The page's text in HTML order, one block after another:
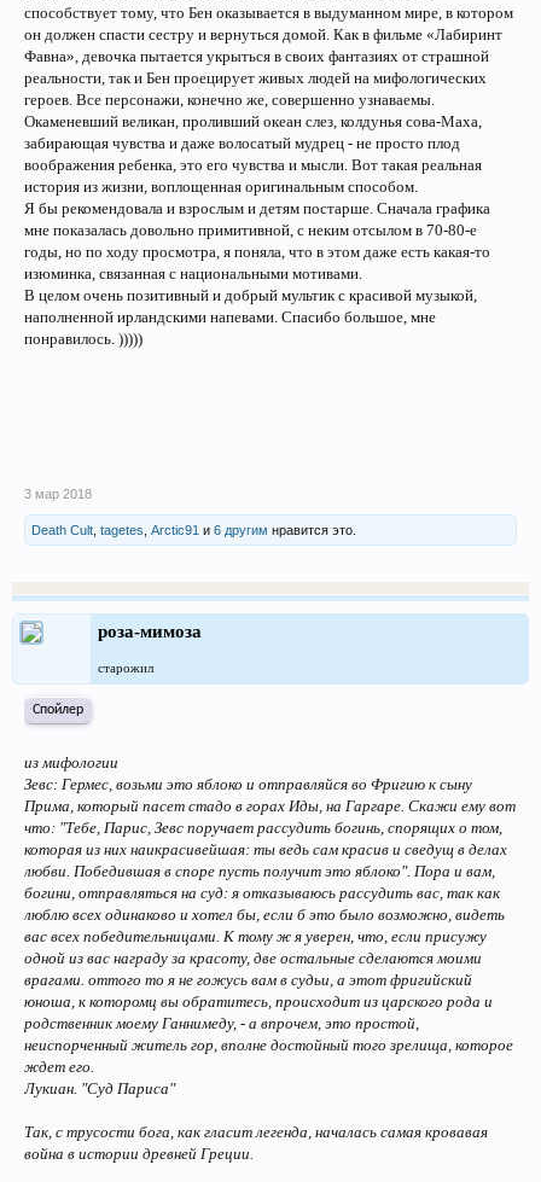
способствует тому, что Бен оказывается в выдуманном мире, в котором
он должен спасти сестру и вернуться домой. Как в фильме «Лабиринт
Фавна», девочка пытается укрыться в своих фантазиях от страшной
реальности, так и Бен проецирует живых людей на мифологических
героев. Все персонажи, конечно же, совершенно узнаваемы.
Окаменевший великан, проливший океан слез, колдунья сова-Маха,
забирающая чувства и даже волосатый мудрец - не просто плод
воображения ребенка, это его чувства и мысли. Вот такая реальная
история из жизни, воплощенная оригинальным способом.
Я бы рекомендовала и взрослым и детям постарше. Сначала графика
мне показалась довольно примитивной, с неким отсылом в 70-80-е
годы, но по ходу просмотра, я поняла, что в этом даже есть какая-то
изюминка, связанная с национальными мотивами.
В целом очень позитивный и добрый мультик с красивой музыкой,
наполненной ирландскими напевами. Спасибо большое, мне
понравилось. )))))
3 мар 2018
Death Cult tagetes Arctic91 и 6 другим нравится это.
роза-мимоза
старожил
Спойлер
из мифологии
Зевс: Гермес, возьми это яблоко и отправляйся во Фригию к сыну
Прима, который пасет стадо в горах Иды, на Гаргаре. Скажи ему вот
что: "Тебе, Парис, Зевс поручает рассудить богинь, спорящих о том,
которая из них наикрасивейшая: ты ведь сам красив и сведущ в делах
любви. Победившая в споре пусть получит это яблоко". Пора и вам,
богини, отправляться на суд: я отказываюсь рассудить вас, так как
люблю всех одинаково и хотел бы, если б это было возможно, видеть
вас всех победительницами. К тому ж я уверен, что, если присужу
одной из вас награду за красоту, две остальные сделаются моими
врагами. оттого то я не гожусь вам в судьи, а этот фригийский
юноша, к которомц вы обратитесь, происходит из царского рода и
родственник моему Ганнимеду, - а впрочем, это простой,
неиспорченный житель гор, вполне достойный того зрелища, которое
ждет его.
Лукиан. "Суд Париса"
Так, с трусости бога, как гласит легенда, началась самая кровавая
война в истории древней Греции.